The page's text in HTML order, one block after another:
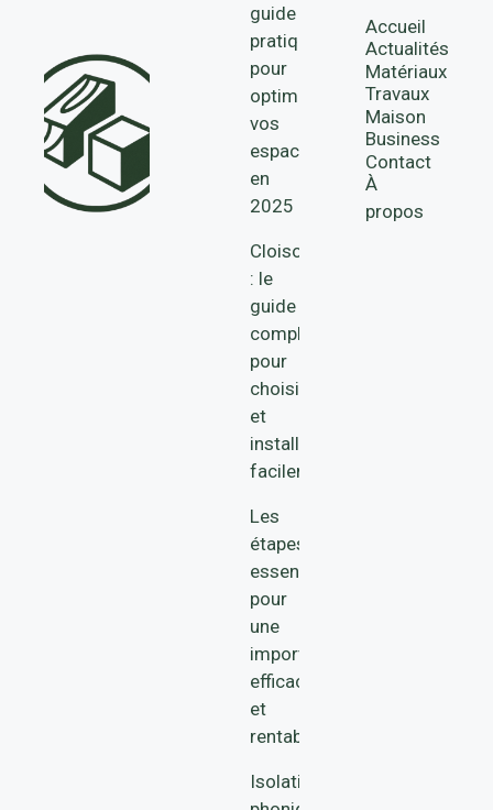
guide
pratique
pour
optimiser
vos
espaces
en
2025
Cloison
: le
guide
complet
pour
choisir
et
installer
facilement
Les
étapes
essentielles
pour
une
importation
efficace
et
rentable
Isolation
Accueil
Actualités
Matériaux
Travaux
Maison
Business
Contact
À
propos